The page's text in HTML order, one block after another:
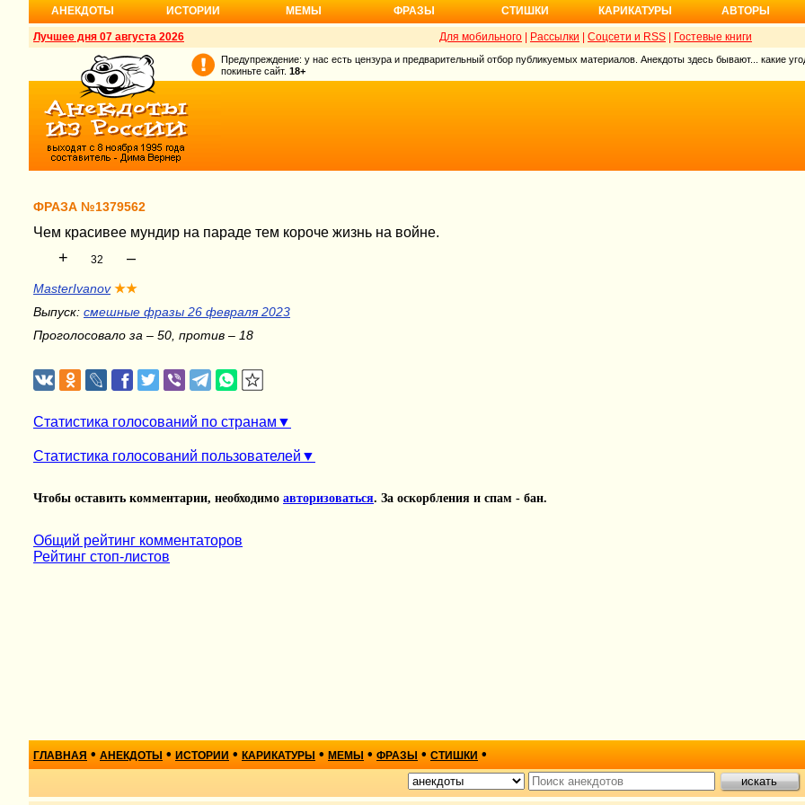
АНЕКДОТЫ ИСТОРИИ МЕМЫ ФРАЗЫ СТИШКИ КАРИКАТУРЫ АВТОРЫ
Лучшее дня 07 августа 2026 Для мобильного Рассылки Соцсети и RSS Гостевые книги
Предупреждение: у нас есть цензура и предварительный отбор публикуемых материалов. Анекдоты здесь бывают... какие
покиньте сайт. 18+
ФРАЗА №1379562
Чем красивее мундир на параде тем короче жизнь на войне.
+ 32 –
MasterIvanov ★★
Выпуск: смешные фразы 26 февраля 2023
Проголосовало за – 50, против – 18
Статистика голосований по странам
Статистика голосований пользователей
Чтобы оставить комментарии, необходимо авторизоваться. За оскорбления и спам - бан.
Общий рейтинг комментаторов
Рейтинг стоп-листов
ГЛАВНАЯ • АНЕКДОТЫ • ИСТОРИИ • КАРИКАТУРЫ • МЕМЫ • ФРАЗЫ • СТИШКИ •